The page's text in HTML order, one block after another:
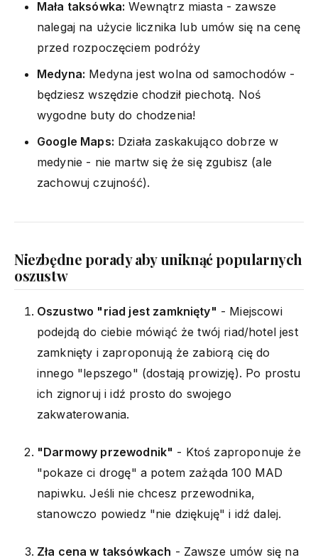
Mała taksówka: Wewnątrz miasta - zawsze
nalegaj na użycie licznika lub umów się na cenę
przed rozpoczęciem podróży
Medyna: Medyna jest wolna od samochodów -
będziesz wszędzie chodził piechotą. Noś
wygodne buty do chodzenia!
Google Maps: Działa zaskakująco dobrze w
medynie - nie martw się że się zgubisz (ale
zachowuj czujność).
Niezbędne porady aby uniknąć popularnych
oszustw
Oszustwo "riad jest zamknięty" - Miejscowi
podejdą do ciebie mówiąć że twój riad/hotel jest
zamknięty i zaproponują że zabiorą cię do
innego "lepszego" (dostają prowizję). Po prostu
ich zignoruj i idź prosto do swojego
zakwaterowania.
"Darmowy przewodnik" - Ktoś zaproponuje że
"pokaze ci drogę" a potem zażąda 100 MAD
napiwku. Jeśli nie chcesz przewodnika,
stanowczo powiedz "nie dziękuję" i idź dalej.
Zła cena w taksówkach - Zawsze umów się na